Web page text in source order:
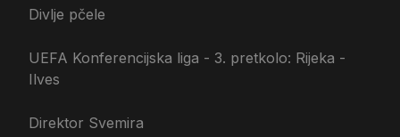
Divlje pčele
UEFA Konferencijska liga - 3. pretkolo: Rijeka -
Ilves
Direktor Svemira